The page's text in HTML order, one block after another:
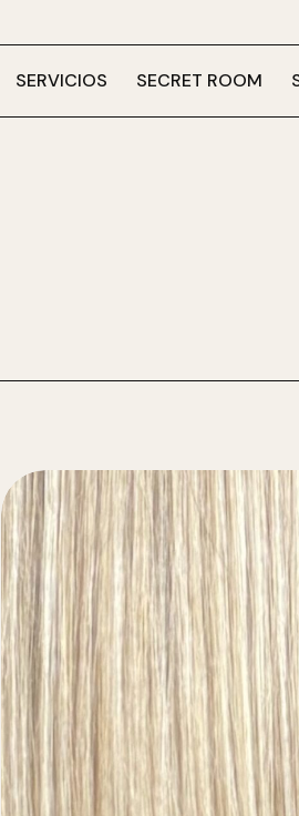
SERVICIOS SECRET ROOM